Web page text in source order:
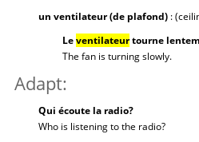
un ventilateur (de plafond) :
Leventilateurtourne
The fan is turning slowly.
Adapt:
Qui écoute la radio?
Who is listening to the radio?